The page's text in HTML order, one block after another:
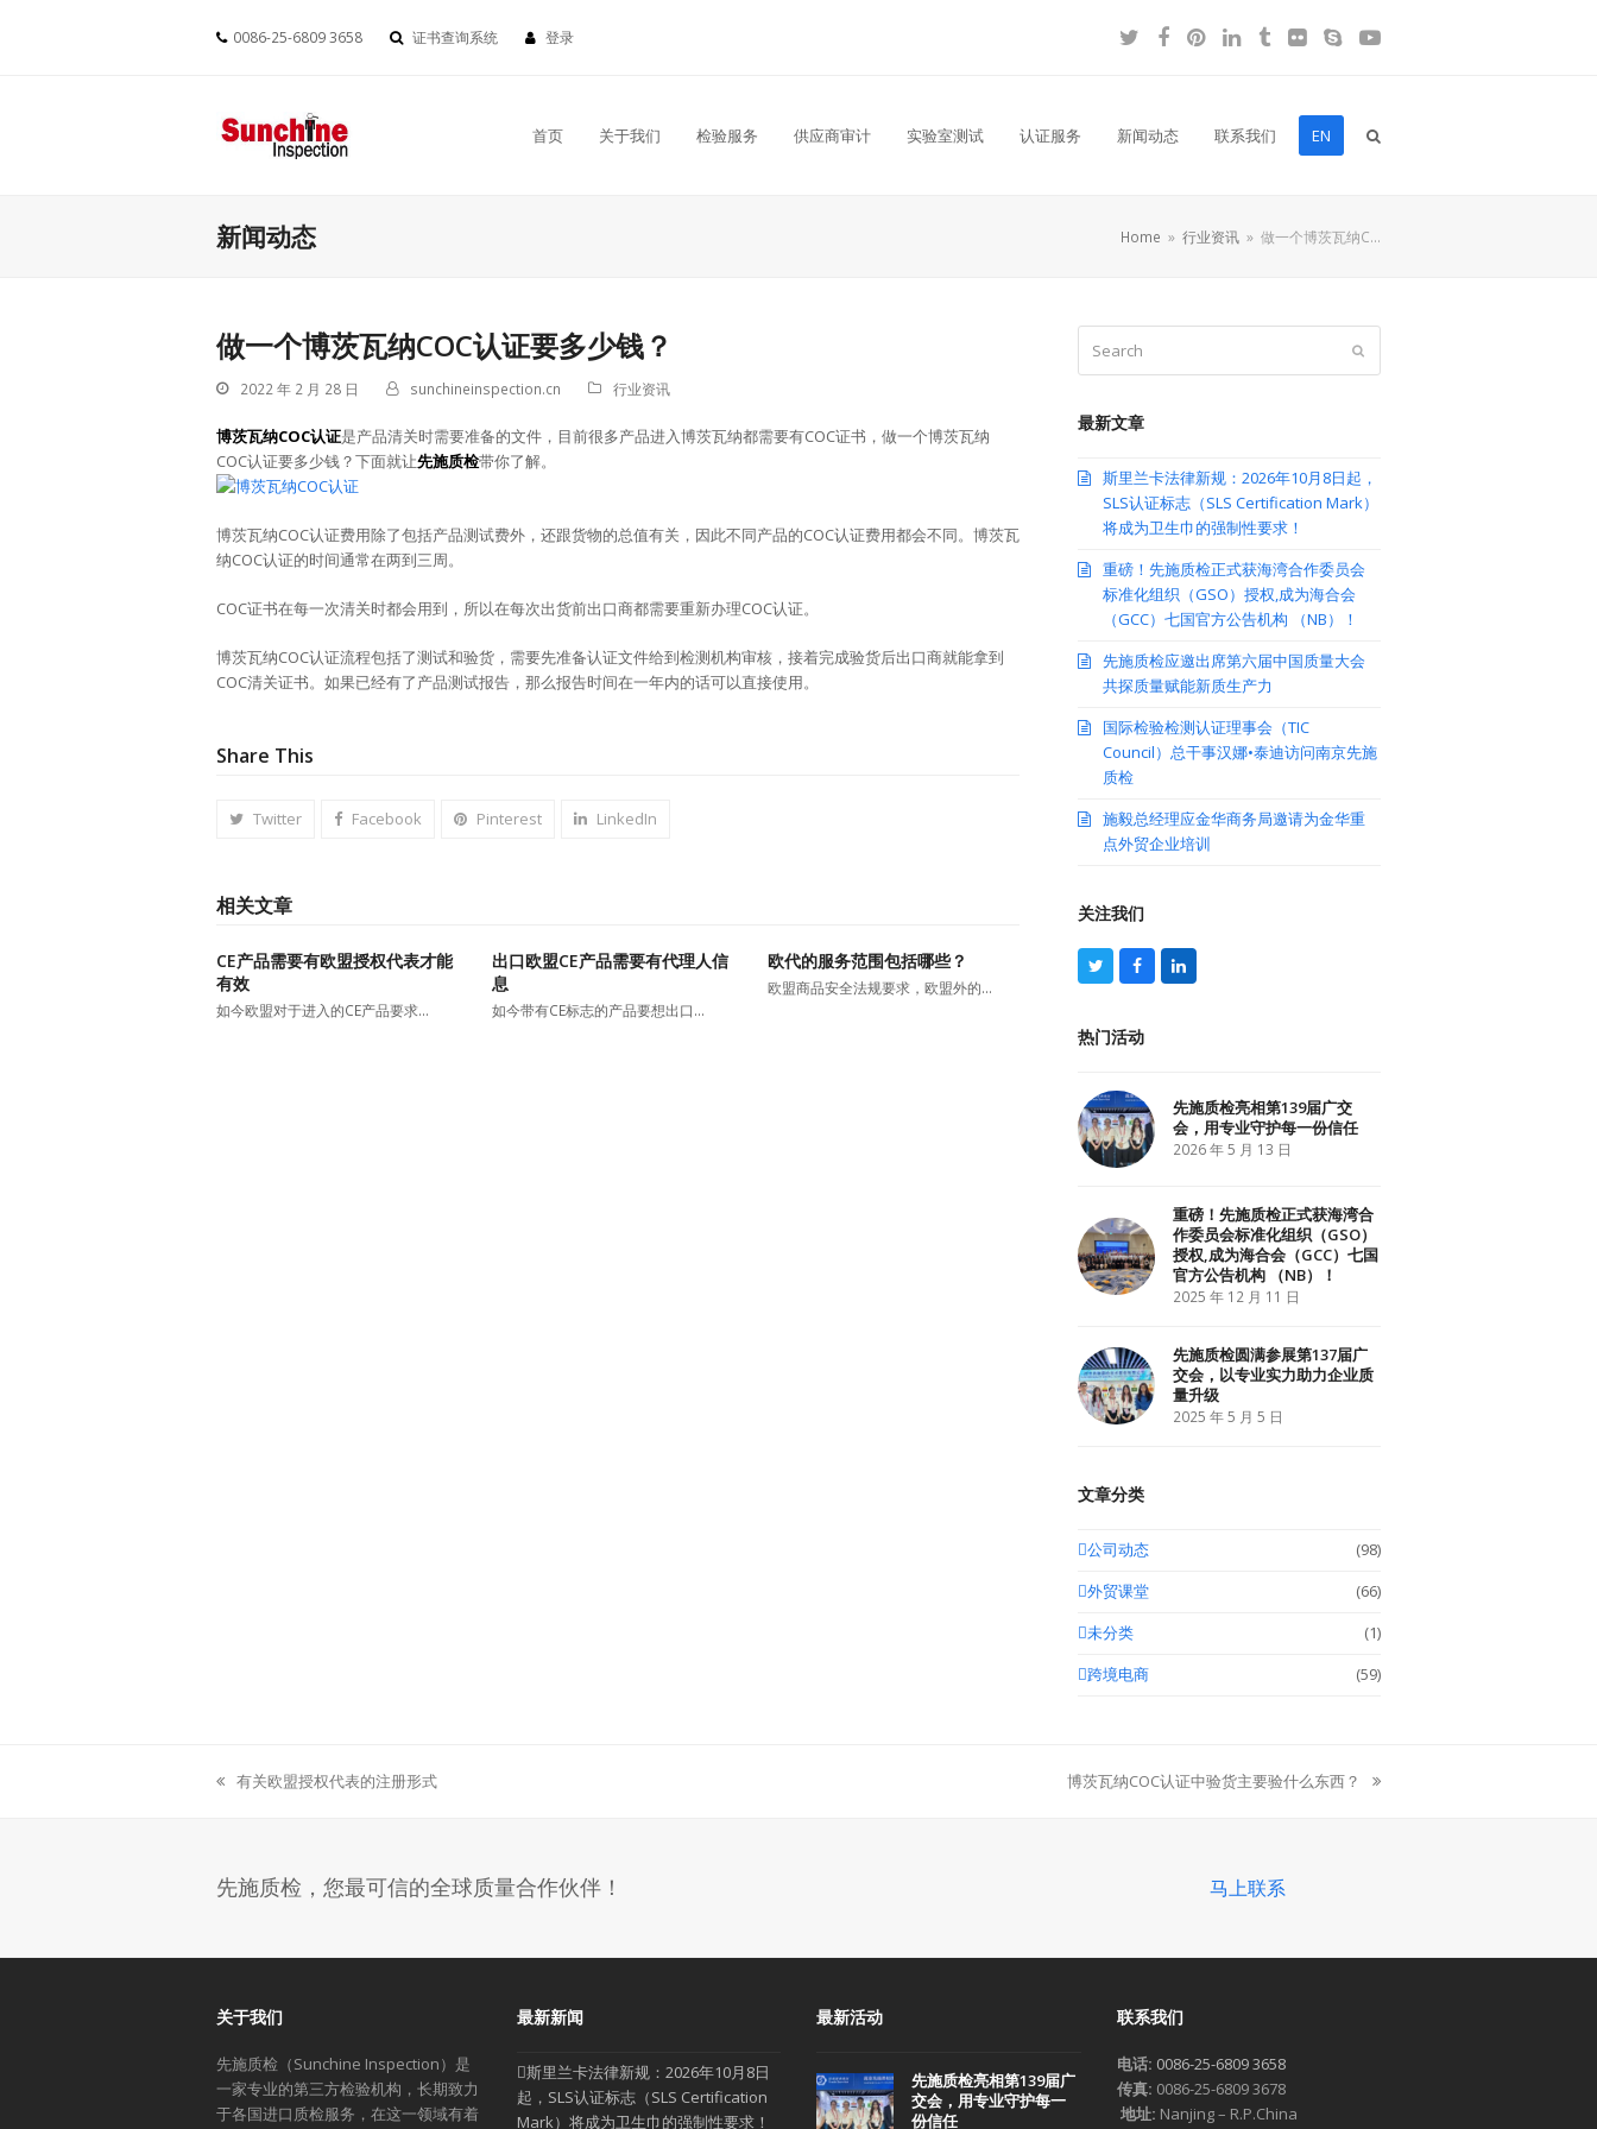
0086-25-6809 3658 证书查询系统 登录 Twitter
Facebook
Pinterest
LinkedIn
Tumblr
FlickrSkypeYouTube
首页 关于我们 检验服务 供应商审计 实验室测试 认证服务 新闻动态 联系我们 EN
新闻动态 Home » 行业资讯 » 做一个博茨瓦纳C…
做一个博茨瓦纳COC认证要多少钱？
2022 年 2 月 28 日 sunchineinspection.cn 行业资讯
博茨瓦纳COC认证是产品清关时需要准备的文件，目前很多产品进入博茨瓦纳都需要有COC证书，做一个博茨瓦纳
COC认证要多少钱？下面就让先施质检带你了解。
博茨瓦纳COC认证费用除了包括产品测试费外，还跟货物的总值有关，因此不同产品的COC认证费用都会不同。博茨瓦
纳COC认证的时间通常在两到三周。
COC证书在每一次清关时都会用到，所以在每次出货前出口商都需要重新办理COC认证。
博茨瓦纳COC认证流程包括了测试和验货，需要先准备认证文件给到检测机构审核，接着完成验货后出口商就能拿到
COC清关证书。如果已经有了产品测试报告，那么报告时间在一年内的话可以直接使用。
Share This
Twitter Facebook Pinterest LinkedIn
相关文章
CE产品需要有欧盟授权代表才能
有效
如今欧盟对于进入的CE产品要求…
出口欧盟CE产品需要有代理人信
息
如今带有CE标志的产品要想出口…
欧代的服务范围包括哪些？
欧盟商品安全法规要求，欧盟外的…
最新文章
斯里兰卡法律新规：2026年10月8日起，
SLS认证标志（SLS Certification Mark）
将成为卫生巾的强制性要求！
重磅！先施质检正式获海湾合作委员会
标准化组织（GSO）授权,成为海合会
（GCC）七国官方公告机构 （NB）！
先施质检应邀出席第六届中国质量大会
共探质量赋能新质生产力
国际检验检测认证理事会（TIC
Council）总干事汉娜•泰迪访问南京先施
质检
施毅总经理应金华商务局邀请为金华重
点外贸企业培训
关注我们
T
w
t
t
F
a
b
L
i
热门活动
先施质检亮相第139届广交
会，用专业守护每一份信任
2026 年 5 月 13 日
重磅！先施质检正式获海湾合
作委员会标准化组织（GSO）
授权,成为海合会（GCC）七国
官方公告机构 （NB）！
2025 年 12 月 11 日
先施质检圆满参展第137届广
交会，以专业实力助力企业质
量升级
2025 年 5 月 5 日
文章分类
公司动态
(98)
外贸课堂
(66)
未分类
(1)
跨境电商
(59)
previous
有关欧盟授权代表的注册形式
next
博茨瓦纳COC认证中验货主要验什么东西？
先施质检，您最可信的全球质量合作伙伴！ 马上联系
关于我们
先施质检（Sunchine Inspection）是
一家专业的第三方检验机构，长期致力
于各国进口质检服务，在这一领域有着
最新新闻
斯里兰卡法律新规：2026年10月8日
起，SLS认证标志（SLS Certification
Mark）将成为卫生巾的强制性要求！
最新活动
先施质检亮相第139届广
交会，用专业守护每一
份信任
联系我们
电话: 0086-25-6809 3658
传真: 0086-25-6809 3678
地址: Nanjing – R.P.China